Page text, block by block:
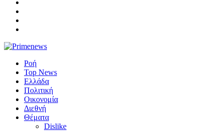
Ροή
Top News
Ελλάδα
Πολιτική
Οικονομία
Διεθνή
Θέματα
Dislike